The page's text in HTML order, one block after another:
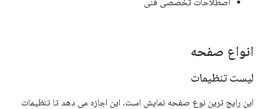
اصطلاحات تخصصی فنی
انواع صفحه
لیست تنظیمات
این رایج ترین نوع صفحه نمایش است. این اجازه می دهد تا تنظیمات